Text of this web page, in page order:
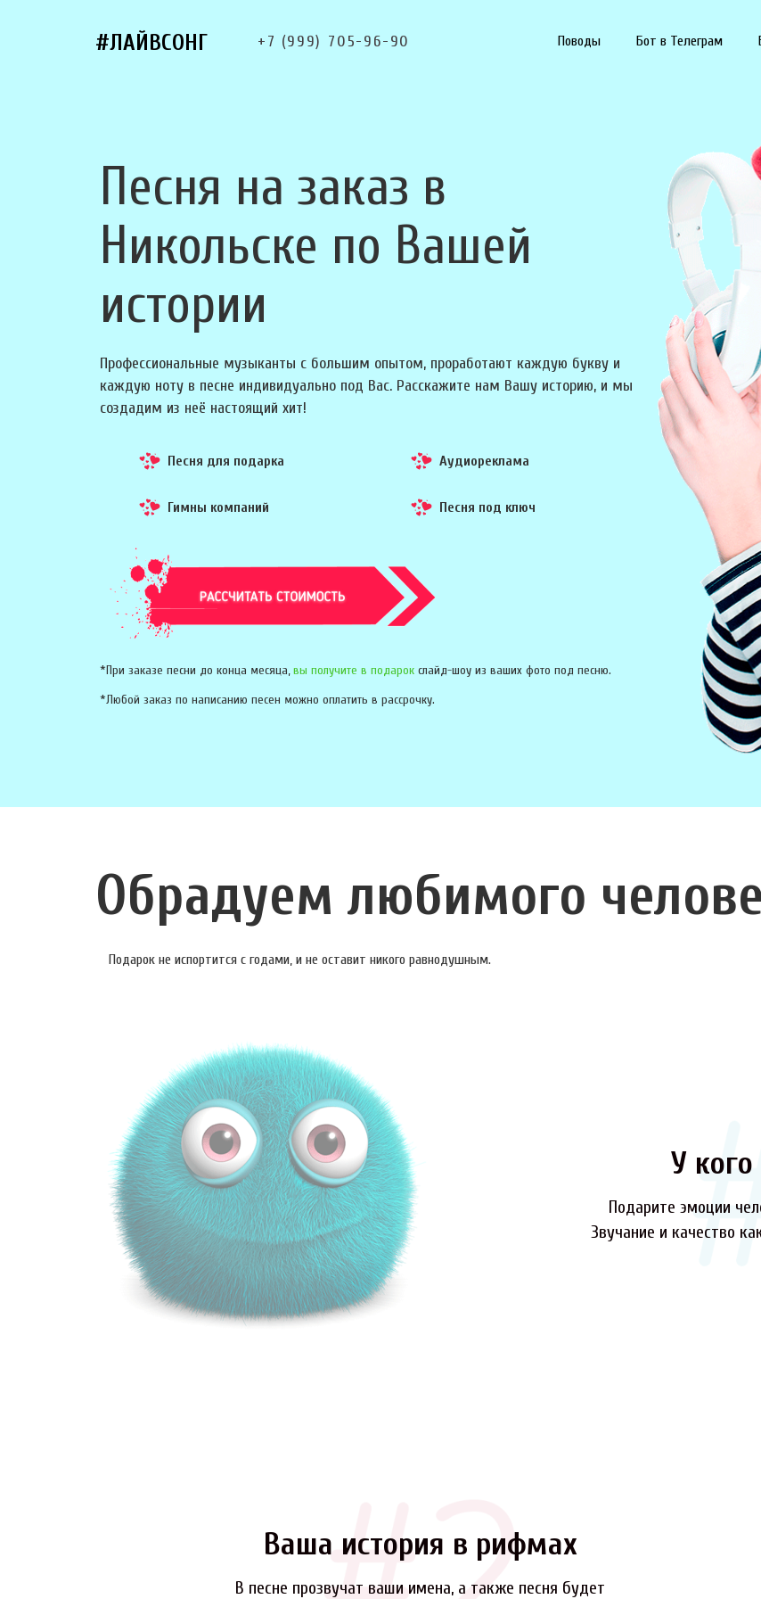
#ЛАЙВСОНГ +7 (999) 705-96-90 Поводы Бот в Телеграм
Песня на заказ в
Никольске по Вашей
истории
Профессиональные музыканты с большим опытом, проработают каждую букву и
каждую ноту в песне индивидуально под Вас. Расскажите нам Вашу историю, и мы
создадим из неё настоящий хит!
Песня для подарка Аудиореклама
Гимны компаний Песня под ключ
*При заказе песни до конца месяца,вы получите в подарок слайд-шоу из ваших фото под песню.
*Любой заказ по написанию песен можно оплатить в рассрочку.
Обрадуем любимого
Подарок не испортится с годами, и не оставит никого равнодушным.
У кого
Подарите эмоции
Звучание и качество
Ваша история в рифмах
В песне прозвучат ваши имена, а также песня будет